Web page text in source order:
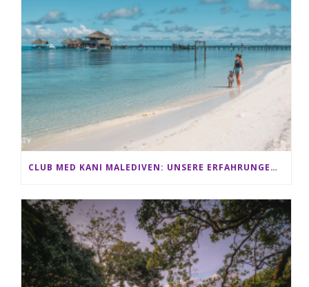
CLUB MED KANI MALEDIVEN: UNSERE ERFAHRUNGEN IM ALL-INCLUSIVE PARADIES